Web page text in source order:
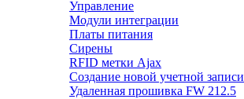
Управление
Модули интеграции
Платы питания
Сирены
RFID метки Ajax
Создание новой учетной записи
Удаленная прошивка FW 212.5